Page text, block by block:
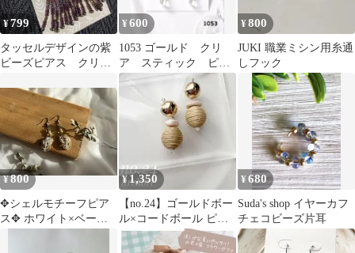
¥799
タッセルデザインの紫
ビーズピアス クリス
華やかキラキラ可愛い
¥600
1053 ゴールド クリ
ア スティック ピア
ス イヤリング ハン
¥800
JUKI 職業ミシン用糸通
しフック
¥800
✥シェルモチーフピア
ス✥ ホワイト×ベージ
¥1,350
【no.24】ゴールドボー
ル×コードボール ピア
ス/イヤリング
¥680
Suda's shop イヤーカフ
チェコビーズ片耳